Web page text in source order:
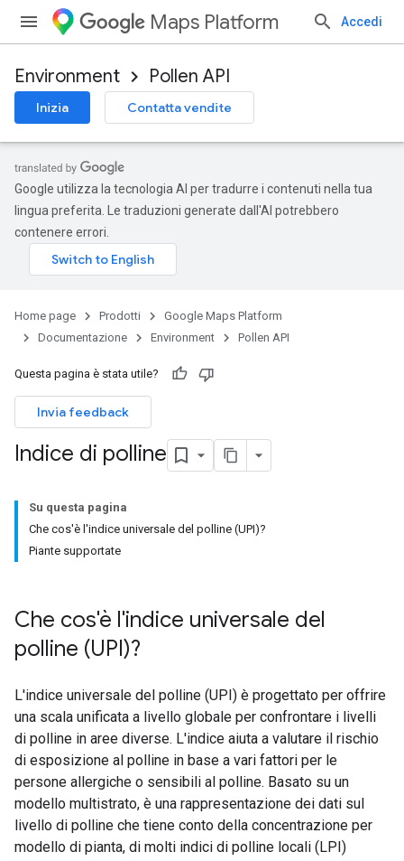
Maps Platform Accedi
Environment Pollen API
Inizia Contatta vendite
Google utilizza la tecnologia AI per tradurre i contenuti nella tua
lingua preferita. Le traduzioni generate dall'AI potrebbero
contenere errori.
Home page Prodotti
Google Maps Platform
Documentazione
Environment Pollen API
Questa pagina è stata utile?
Invia feedback
Indice di polline
Su questa pagina
Che cos'è l'indice universale del polline (UPI)?
Piante supportate
Che cos'è l'indice universale del
polline (UPI)?
L'indice universale del polline (UPI) è progettato per offrire
una scala unificata a livello globale per confrontare i livelli
di polline in aree diverse. L'indice aiuta a valutare il rischio
di esposizione al polline in base a vari fattori per le
persone allergiche o sensibili al polline. Basato su un
modello multistrato, è una rappresentazione dei dati sul
livello di polline che tiene conto della concentrazione per
modello di pianta, di molti indici di polline locali (LPI)